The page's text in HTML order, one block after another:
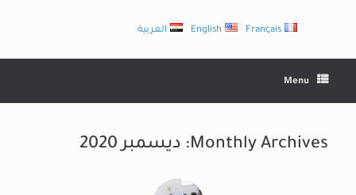
العربية English Français
Menu
Monthly Archives: ديسمبر 2020